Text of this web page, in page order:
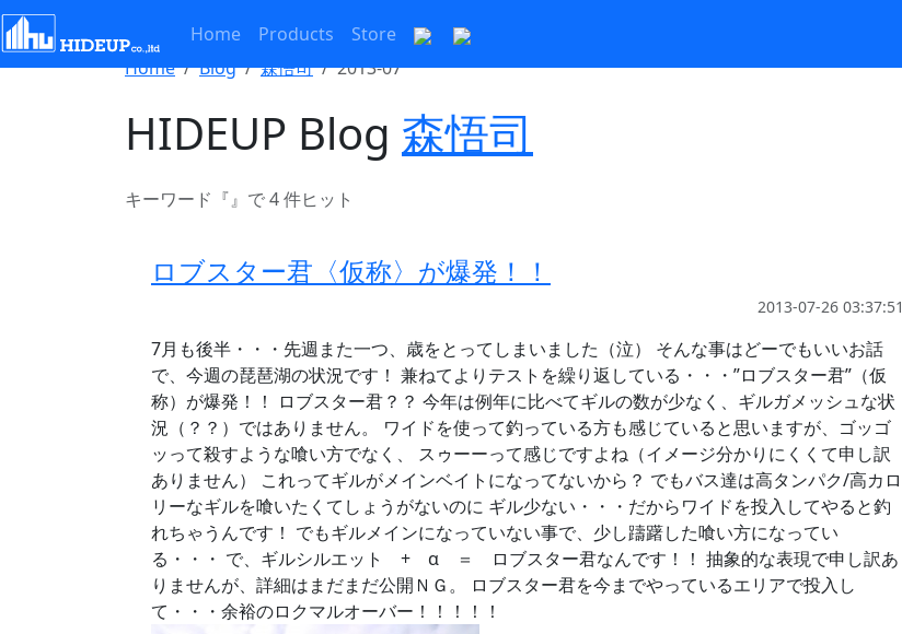
Home Products Store
Home Blog 森悟司 2013-07
HIDEUP Blog 森悟司
キーワード『』で 4 件ヒット
ロブスター君〈仮称〉が爆発！！
2013-07-26 03:37:51
7月も後半・・・先週また一つ、歳をとってしまいました（泣） そんな事はどーでもいいお話
で、今週の琵琶湖の状況です！ 兼ねてよりテストを繰り返している・・・”ロブスター君”（仮
称）が爆発！！ ロブスター君？？ 今年は例年に比べてギルの数が少なく、ギルガメッシュな状
況（？？）ではありません。 ワイドを使って釣っている方も感じていると思いますが、ゴッゴ
ッって殺すような喰い方でなく、 スゥーーって感じですよね（イメージ分かりにくくて申し訳
ありません） これってギルがメインベイトになってないから？ でもバス達は高タンパク/高カロ
リーなギルを喰いたくてしょうがないのに ギル少ない・・・だからワイドを投入してやると釣
れちゃうんです！ でもギルメインになっていない事で、少し躊躇した喰い方になってい
る・・・ で、ギルシルエット + α ＝ ロブスター君なんです！！ 抽象的な表現で申し訳あ
りませんが、詳細はまだまだ公開ＮＧ。 ロブスター君を今までやっているエリアで投入し
て・・・余裕のロクマルオーバー！！！！！